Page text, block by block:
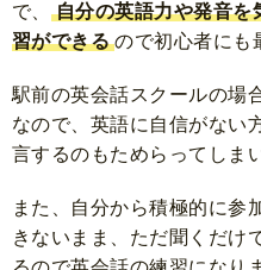
で、
自分の英語力や発音を
習ができる ので初心者にも
駅前の英会話スクールの場
なので、英語に自信がない
言するのもためらってしま
また、自分から積極的に参
きないまま、ただ聞くだけ